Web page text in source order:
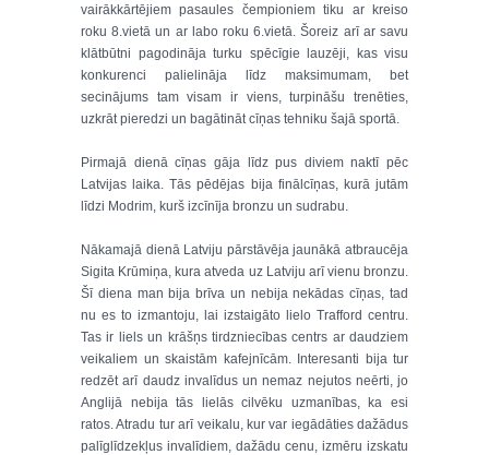
vairākkārtējiem pasaules čempioniem tiku ar kreiso
roku 8.vietā un ar labo roku 6.vietā. Šoreiz arī ar savu
klātbūtni pagodināja turku spēcīgie lauzēji, kas visu
konkurenci palielināja līdz maksimumam, bet
secinājums tam visam ir viens, turpināšu trenēties,
uzkrāt pieredzi un bagātināt cīņas tehniku šajā sportā.
Pirmajā dienā cīņas gāja līdz pus diviem naktī pēc
Latvijas laika. Tās pēdējas bija finālcīņas, kurā jutām
līdzi Modrim, kurš izcīnīja bronzu un sudrabu.
Nākamajā dienā Latviju pārstāvēja jaunākā atbraucēja
Sigita Krūmiņa, kura atveda uz Latviju arī vienu bronzu.
Šī diena man bija brīva un nebija nekādas cīņas, tad
nu es to izmantoju, lai izstaigāto lielo Trafford centru.
Tas ir liels un krāšņs tirdzniecības centrs ar daudziem
veikaliem un skaistām kafejnīcām. Interesanti bija tur
redzēt arī daudz invalīdus un nemaz nejutos neērti, jo
Anglijā nebija tās lielās cilvēku uzmanības, ka esi
ratos. Atradu tur arī veikalu, kur var iegādāties dažādus
palīglīdzekļus invalīdiem, dažādu cenu, izmēru izskatu